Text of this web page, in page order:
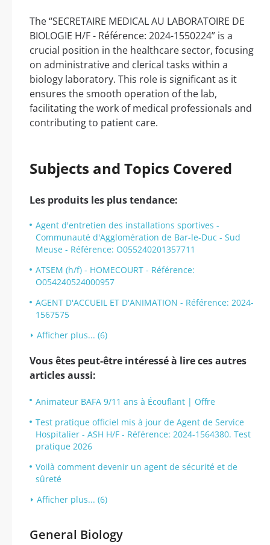
The “SECRETAIRE MEDICAL AU LABORATOIRE DE
BIOLOGIE H/F - Référence: 2024-1550224” is a
crucial position in the healthcare sector, focusing
on administrative and clerical tasks within a
biology laboratory. This role is significant as it
ensures the smooth operation of the lab,
facilitating the work of medical professionals and
contributing to patient care.
Subjects and Topics Covered
Les produits les plus tendance:
Agent d'entretien des installations sportives -
Communauté d'Agglomération de Bar-le-Duc - Sud
Meuse - Référence: O055240201357711
ATSEM (h/f) - HOMECOURT - Référence:
O054240524000957
AGENT D'ACCUEIL ET D'ANIMATION - Référence: 2024-
1567575
Afficher plus... (6)
Vous êtes peut-être intéressé à lire ces autres
articles aussi:
Animateur BAFA 9/11 ans à Écouflant | Offre
Test pratique officiel mis à jour de Agent de Service
Hospitalier - ASH H/F - Référence: 2024-1564380. Test
pratique 2026
Voilà comment devenir un agent de sécurité et de
sûreté
Afficher plus... (6)
General Biology